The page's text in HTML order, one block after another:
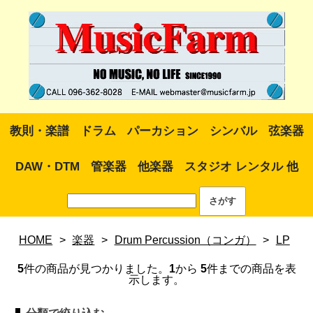
教則・楽譜 ドラム パーカション シンバル 弦楽器
DAW・DTM 管楽器 他楽器 スタジオ レンタル 他
HOME > 楽器 > Drum Percussion（コンガ） > LP
5件の商品が見つかりました。 1から 5件までの商品を表
示します。